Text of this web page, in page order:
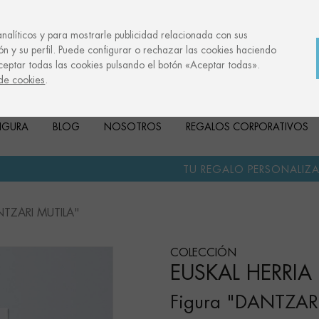
BLOG NOSOTROS REGALOS CORPORATIVOS
TU REGALO PERSONALIZADO ·
MUTILA"
COLECCIÓN
EUSKAL HERRIA
Figura
y para mostrarle publicidad relacionada con sus
y su perfil. Puede configurar o rechazar las cookies haciendo
todas las cookies pulsando el botón «Aceptar todas».
cookies.